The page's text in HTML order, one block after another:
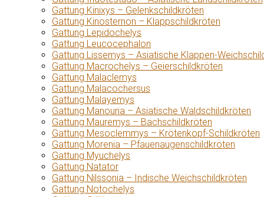
Gattung Kinixys – Gelenkschildkröten
Gattung Kinosternon – Klappschildkröten
Gattung Lepidochelys
Gattung Leucocephalon
Gattung Lissemys – Asiatische Klappen-
Gattung Macrochelys – Geierschildkröten
Gattung Malaclemys
Gattung Malacochersus
Gattung Malayemys
Gattung Manouria – Asiatische Waldschildkröten
Gattung Mauremys – Bachschildkröten
Gattung Mesoclemmys – Krötenkopf-Schildkröten
Gattung Morenia – Pfauenaugenschildkröten
Gattung Myuchelys
Gattung Natator
Gattung Nilssonia – Indische Weichschildkröten
Gattung Notochelys